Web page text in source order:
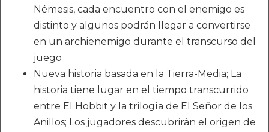
Némesis, cada encuentro con el enemigo es
distinto y algunos podrán llegar a convertirse
en un archienemigo durante el transcurso del
juego
Nueva historia basada en la Tierra-Media; La
historia tiene lugar en el tiempo transcurrido
entre El Hobbit y la trilogía de El Señor de los
Anillos; Los jugadores descubrirán el origen de